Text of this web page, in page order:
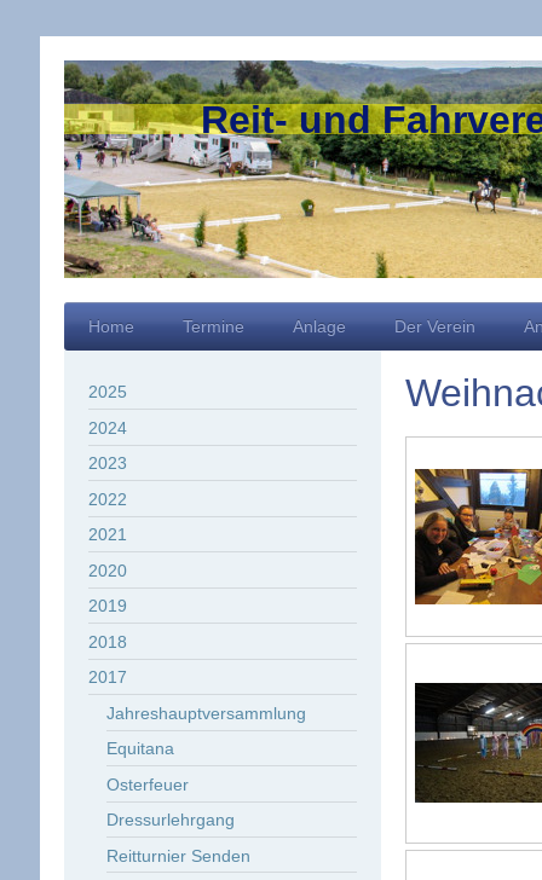
Reit- und
Home Termine Anlage Der Verein
2025
2024
2023
2022
2021
2020
2019
2018
2017
Jahreshauptversammlung
Equitana
Osterfeuer
Dressurlehrgang
Reitturnier Senden